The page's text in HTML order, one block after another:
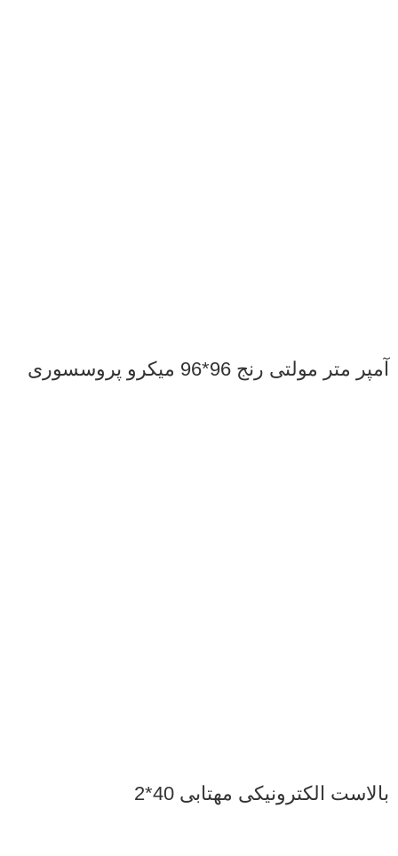
آمپر متر مولتی رنج 96*96 میکرو پروسسوری
بالاست الکترونیکی مهتابی 40*2